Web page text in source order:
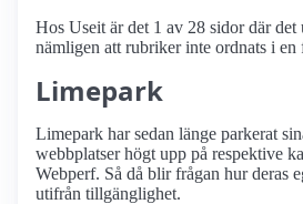
Hos Useit är det 1 av 28 sidor där det
nämligen att rubriker inte ordnats i
Limepark
Limepark har sedan länge parkerat
webbplatser högt upp på respektive
Webperf. Så då blir frågan hur deras
utifrån tillgänglighet.